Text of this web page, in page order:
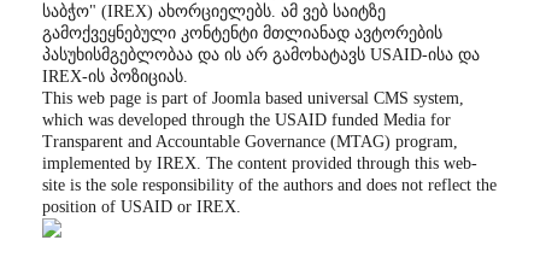
საბჭო" (IREX) ახორციელებს. ამ ვებ საიტზე
გამოქვეყნებული კონტენტი მთლიანად ავტორების
პასუხისმგებლობაა და ის არ გამოხატავს USAID-ისა და
IREX-ის პოზიციას.
This web page is part of Joomla based universal CMS system,
which was developed through the USAID funded Media for
Transparent and Accountable Governance (MTAG) program,
implemented by IREX. The content provided through this web-
site is the sole responsibility of the authors and does not reflect the
position of USAID or IREX.